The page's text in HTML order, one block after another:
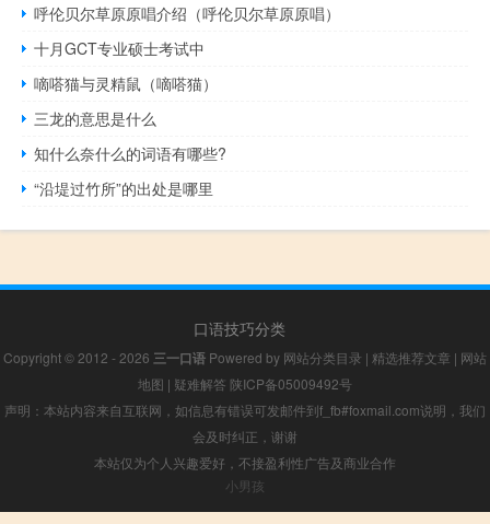
呼伦贝尔草原原唱介绍（呼伦贝尔草原原唱）
十月GCT专业硕士考试中
嘀嗒猫与灵精鼠（嘀嗒猫）
三龙的意思是什么
知什么奈什么的词语有哪些?
“沿堤过竹所”的出处是哪里
口语技巧分类
Copyright © 2012 - 2026 三一口语 Powered by 网站分类目录 | 精选推荐文章 | 网站
地图 | 疑难解答 陕ICP备05009492号
声明：本站内容来自互联网，如信息有错误可发邮件到f_fb#foxmail.com说明，我们
会及时纠正，谢谢
本站仅为个人兴趣爱好，不接盈利性广告及商业合作
小男孩